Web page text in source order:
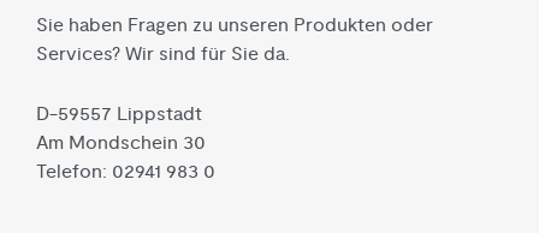
Sie haben Fragen zu unseren Produkten oder
Services? Wir sind für Sie da.
D-59557 Lippstadt
Am Mondschein 30
Telefon: 02941 983 0